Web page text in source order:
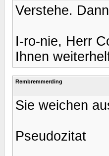
Verstehe.
I-ro-nie, Herr
Ihnen
Rembremmerding
Sie weichen
Pseudozitat